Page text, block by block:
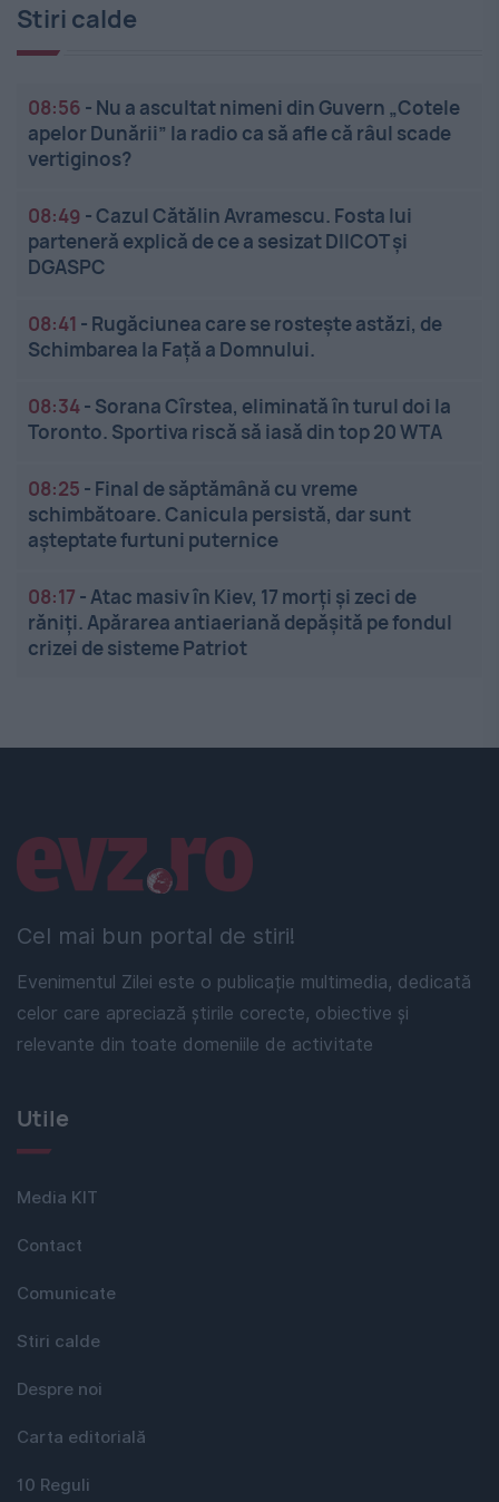
Stiri calde
08:56 - Nu a ascultat nimeni din Guvern „Cotele
apelor Dunării” la radio ca să afle că râul scade
vertiginos?
08:49 -Cazul Cătălin Avramescu. Fosta lui
parteneră explică de ce a sesizat DIICOT și
DGASPC
08:41 - Rugăciunea care se rostește astăzi, de
Schimbarea la Față a Domnului.
08:34- Sorana Cîrstea, eliminată în turul doi la
Toronto. Sportiva riscă să iasă din top 20 WTA
08:25 - Final de săptămână cu vreme
schimbătoare. Canicula persistă, dar sunt
așteptate furtuni puternice
08:17 - Atac masiv în Kiev, 17 morți și zeci de
răniți. Apărarea antiaeriană depășită pe fondul
crizei de sisteme Patriot
Cel mai bun portal de stiri!
Evenimentul Zilei este o publicație multimedia, dedicată
celor care apreciază știrile corecte, obiective și
relevante din toate domeniile de activitate
Linkuri utile
Utile
Media KIT
Contact
Comunicate
Stiri calde
Despre noi
Carta editorială
10 Reguli